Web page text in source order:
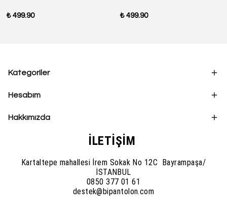
₺ 499.90 ₺ 499.90
Kategoriler
Hesabım
Hakkımızda
İLETİŞİM
Kartaltepe mahallesi İrem Sokak No 12C Bayrampaşa/
İSTANBUL
0850 377 01 61
destek@bipantolon.com